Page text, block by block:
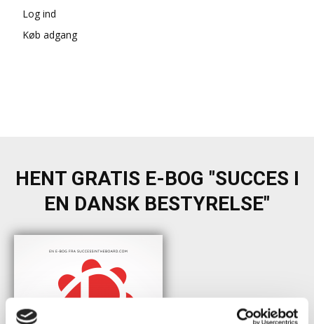
Log ind
Køb adgang
HENT GRATIS E-BOG "SUCCES I
EN DANSK BESTYRELSE"